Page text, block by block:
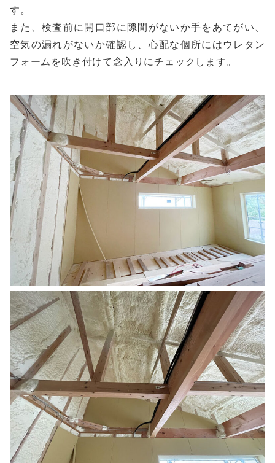
す。
また、検査前に開口部に隙間がないか手をあてがい、
空気の漏れがないか確認し、心配な個所にはウレタン
フォームを吹き付けて念入りにチェックします。